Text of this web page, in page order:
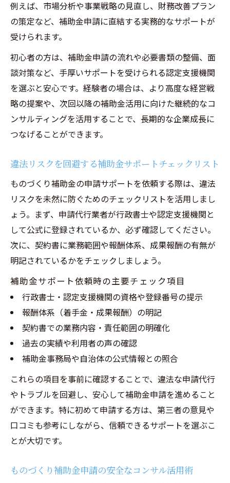
例えば、市場分析や事業戦略の見直し、財務改善プラン
の策定など、補助金申請に直結する実務的なサポートが
受けられます。
初心者の方は、補助金申請の流れや必要書類の整備、面
談対策など、手厚いサポートを受けられる認定支援機関
を選ぶと安心です。経験者の場合は、より高度な経営戦
略の提案や、次回以降の補助金活用に向けた継続的なコ
ンサルティングを活用することで、長期的な企業成長に
つなげることができます。
違法リスクを回避する補助金サポートチェックリスト
ものづくり補助金の申請サポートを依頼する際は、違法
リスクを未然に防ぐためのチェックリストを活用しまし
ょう。まず、申請代行業者が行政書士や認定支援機関と
して公式に登録されているか、必ず確認してください。
次に、契約書に業務範囲や報酬体系、成果報酬の有無が
明記されているかをチェックしましょう。
補助金サポート依頼時の主要チェック項目
行政書士・認定支援機関の資格や登録番号の提示
報酬体系（着手金・成果報酬）の明記
契約書での業務内容・責任範囲の明確化
過去の実績や利用者の声の確認
補助金事務局や自治体の公式情報との照合
これらの項目を事前に確認することで、違法な申請代行
やトラブルを回避し、安心して補助金申請を進めること
ができます。特に初めて申請する方は、第三者の意見や
口コミも参考にしながら、信頼できるサポートを選ぶこ
とが大切です。
ものづくり補助金申請の安全なコンサル活用術